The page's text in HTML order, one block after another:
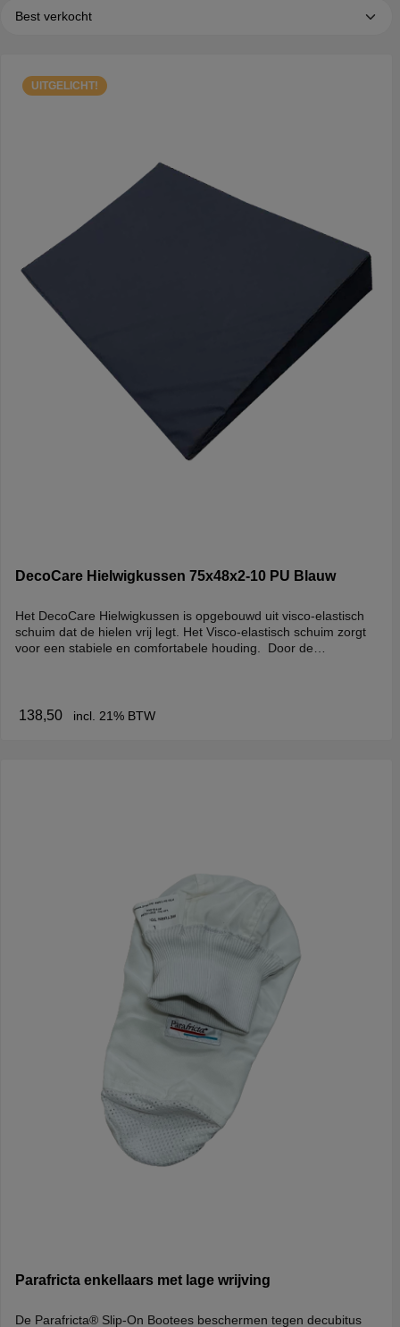
UITGELICHT!
DecoCare Hielwigkussen 75x48x2-10 PU Blauw
Het DecoCare Hielwigkussen is opgebouwd uit visco-elastisch
schuim dat de hielen vrij legt. Het Visco-elastisch schuim zorgt
voor een stabiele en comfortabele houding. Door de
wigkussen is standaard uitgevoerd met een afneembare en
138,50 incl. 21% BTW
Parafricta enkellaars met lage wrijving
De Parafricta® Slip-On Bootees beschermen tegen decubitus